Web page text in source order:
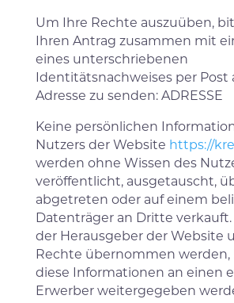
Um Ihre Rechte auszuüben,
Ihren Antrag zusammen mit
eines unterschriebenen
Identitätsnachweises per Post
Adresse zu senden: ADRESSE
Keine persönlichen
Nutzers der Website https://
werden ohne Wissen des
veröffentlicht, ausgetauscht,
abgetreten oder auf einem
Datenträger an Dritte
der Herausgeber der Website
Rechte übernommen werden,
diese Informationen an einen
Erwerber weitergegeben